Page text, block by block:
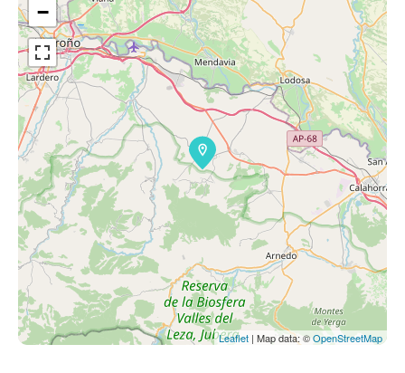
−
Leaflet | Map data: ©OpenStreetMap